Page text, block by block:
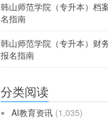
韩山师范学院（专升本）档
名指南
韩山师范学院（专升本）财
报名指南
分类阅读
AI教育资讯 (1,035)